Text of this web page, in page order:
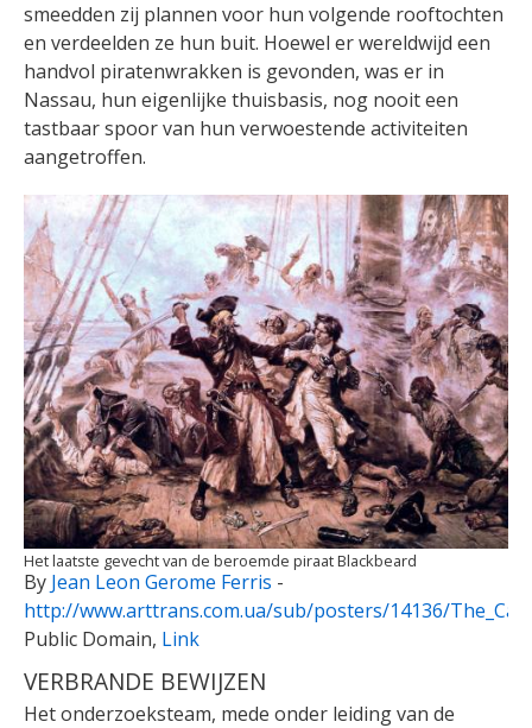
smeedden zij plannen voor hun volgende rooftochten
en verdeelden ze hun buit. Hoewel er wereldwijd een
handvol piratenwrakken is gevonden, was er in
Nassau, hun eigenlijke thuisbasis, nog nooit een
tastbaar spoor van hun verwoestende activiteiten
aangetroffen.
Het laatste gevecht van de beroemde piraat Blackbeard
By Jean Leon Gerome Ferris -
http://www.arttrans.com.ua/sub/posters/14136/
Public Domain, Link
VERBRANDE BEWIJZEN
Het onderzoeksteam, mede onder leiding van de